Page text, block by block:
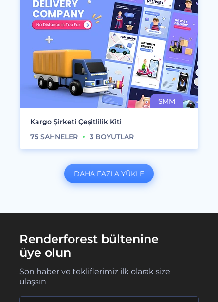
Kargo Şirketi Çeşitlilik Kiti
75 SAHNELER 3 BOYUTLAR
DAHA FAZLA YÜKLE
Renderforest bültenine
üye olun
Son haber ve tekliflerimiz ilk olarak size
ulaşsın